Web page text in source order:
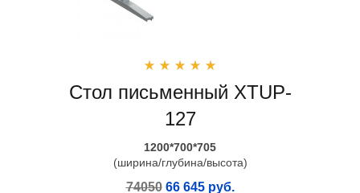
Стол письменный XTUP-
127
1200*700*705
(ширина/глубина/высота)
74050 66 645 руб.